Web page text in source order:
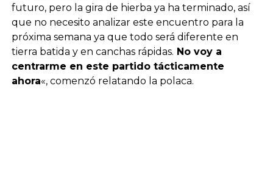
futuro, pero la gira de hierba ya ha terminado, así
que no necesito analizar este encuentro para la
próxima semana ya que todo será diferente en
tierra batida y en canchas rápidas. No voy a
centrarme en este partido tácticamente
ahora«, comenzó relatando la polaca.